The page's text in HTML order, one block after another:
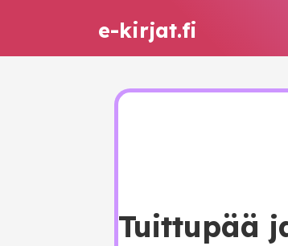
e-kirjat.fi
Tuittupää